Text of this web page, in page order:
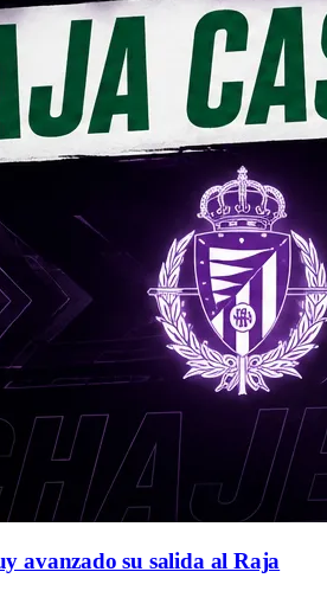
avanzado su salida al Raja